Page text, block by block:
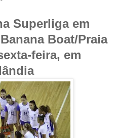
Superliga em
Boat/Praia
feira, em